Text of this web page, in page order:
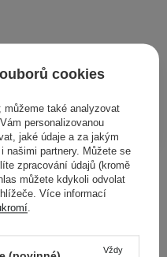
DO KOŠÍKU
si prohlédli
cookies
můžeme také analyzovat
personalizovanou
jaké údaje a za jakým
našimi partnery. Můžete se
zpracování údajů (kromě
můžete kdykoli odvolat
Více informací
Vždy